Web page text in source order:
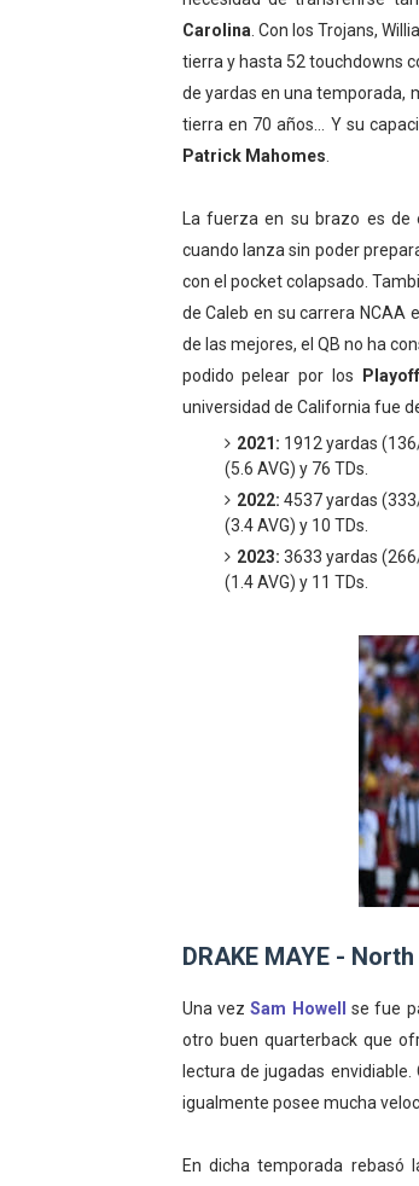
Carolina . Con los Trojans,
tierra y hasta 52 touchdowns
de yardas en una temporada,
tierra en 70 años... Y su
Patrick Mahomes
La fuerza en su brazo es
cuando lanza sin poder
con el pocket colapsado.
de Caleb en su carrera NCAA
de las mejores, el QB no ha
podido pelear por los
universidad de California fue
2021: 1912 yardas
(5.6 AVG) y 76 TDs.
2022: 4537 yardas
(3.4 AVG) y 10 TDs.
2023: 3633 yardas
(1.4 AVG) y 11 TDs.
DRAKE MAYE -
Una vezSam Howell
se fue
otro buen quarterback que
lectura de jugadas
igualmente posee mucha
En dicha temporada rebasó